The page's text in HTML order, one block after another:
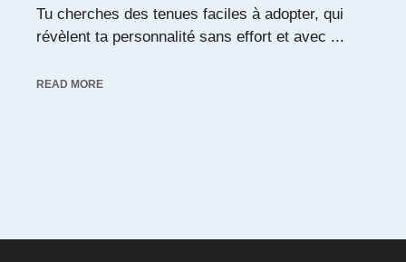
Tu cherches des tenues faciles à adopter, qui
révèlent ta personnalité sans effort et avec ...
READ MORE